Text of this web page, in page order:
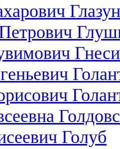
Голуб